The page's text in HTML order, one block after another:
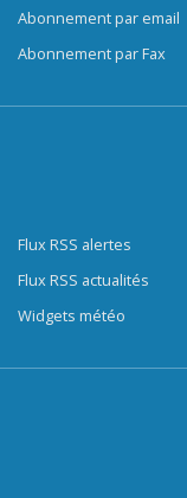
Abonnement par email
Abonnement par Fax
Flux RSS alertes
Flux RSS actualités
Widgets météo